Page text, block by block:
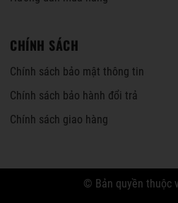
CHÍNH SÁCH
Chính sách bảo mật thông tin
Chính sách bảo hành đổi trả
Chính sách giao hàng
© Bản quyền thuộc